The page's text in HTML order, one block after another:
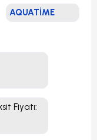
AQUATİME
Fiyatı: